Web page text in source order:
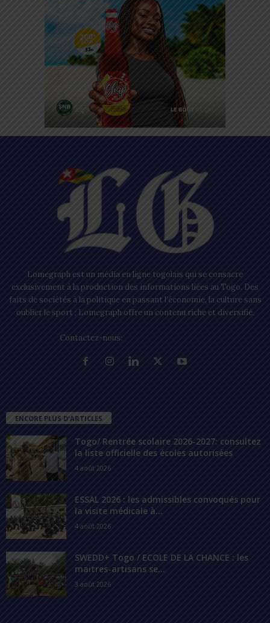
Lomegraph est un média en ligne togolais qui se consacre
exclusivement à la production des informations liées au Togo. Des
faits de sociétés à la politique en passant l’économie, la culture sans
oublier le sport ; Lomegraph offre un contenu riche et diversifié.
Contactez-nous:
ENCORE PLUS D'ARTICLES
Togo/ Rentrée scolaire 2026-2027: consultez
la liste officielle des écoles autorisées
4 août 2026
ESSAL 2026 : les admissibles convoqués pour
la visite médicale à...
4 août 2026
SWEDD+ Togo / ECOLE DE LA CHANCE : les
maitres-artisans se...
3 août 2026